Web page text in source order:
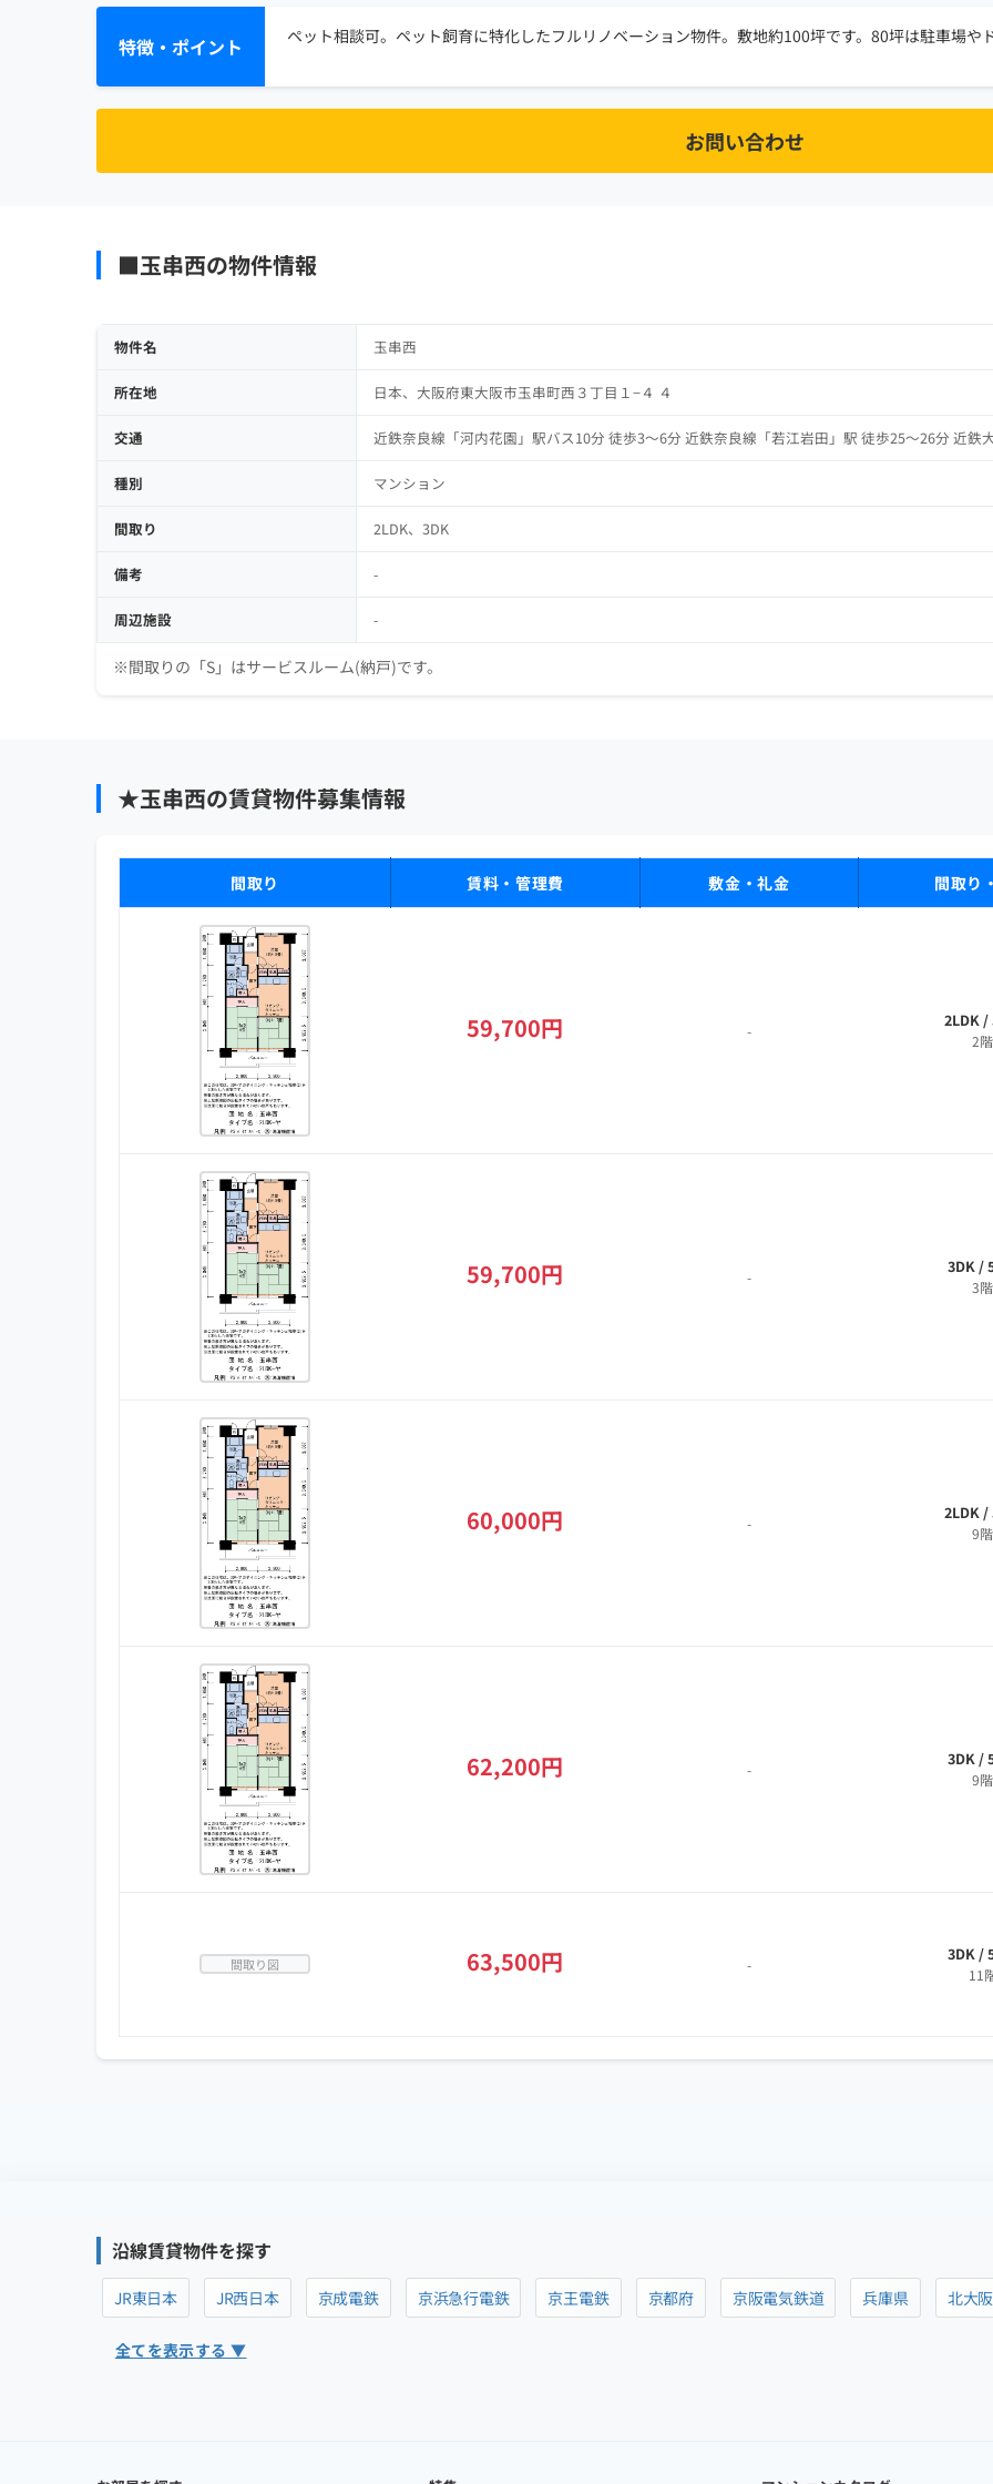
特徴・ポイント ペット相談可。ペット飼育に特化したフルリノベーション物件。敷地約100坪です。80坪は駐車場や
お問い合わせ
■玉串西の物件情報
物件名 玉串西
所在地 日本、大阪府東大阪市玉串町西３丁目１−４ ４
交通 近鉄奈良線「河内花園」駅バス10分 徒歩3～6分 近鉄奈良線「若江岩田」駅 徒歩25～26分 近鉄
種別 マンション
間取り 2LDK、3DK
備考 -
周辺施設 -
※間取りの「S」はサービスルーム(納戸)です。
★玉串西の賃貸物件募集情報
間取り 賃料・管理費 敷金・礼金 間取り
59,700円 -
2LDK /
2階
59,700円 -
3DK /
3階
60,000円 -
2LDK /
9階
62,200円 -
3DK /
9階
間取り図 63,500円 -
3DK /
11
沿線賃貸物件を探す
JR東日本 JR西日本 京成電鉄 京浜急行電鉄 京王電鉄 京都府 京阪電気鉄道 兵庫県 北大
全てを表示する ▼